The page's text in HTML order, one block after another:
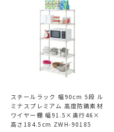
スチールラック 幅90cm 5段 ル
ミナスプレミアム 高度防錆素材
ワイヤー棚 幅91.5×奥行46×
高さ184.5cm ZWH-90185